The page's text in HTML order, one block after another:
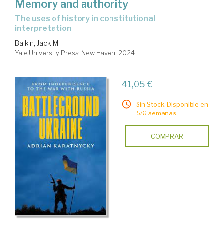
Memory and authority
the uses of history in constitutional
interpretation
Balkin, Jack M.
Yale University Press. New Haven, 2024
41,05 €
Sin Stock. Disponible en
5/6 semanas.
COMPRAR